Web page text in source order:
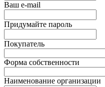
Ваш e-mail
Придумайте пароль
Покупатель
Форма собственности
Наименование организации